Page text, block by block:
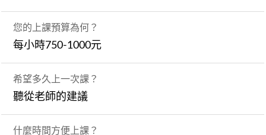
您的上課預算為何？
每小時750-1000元
希望多久上一次課？
聽從老師的建議
什麼時間方便上課？